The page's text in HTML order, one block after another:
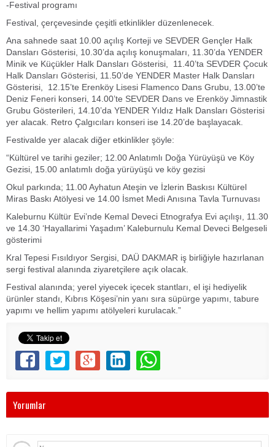
-Festival programı
Festival, çerçevesinde çeşitli etkinlikler düzenlenecek.
Ana sahnede saat 10.00 açılış Korteji ve SEVDER Gençler Halk
Dansları Gösterisi, 10.30’da açılış konuşmaları, 11.30’da YENDER
Minik ve Küçükler Halk Dansları Gösterisi, 11.40’ta SEVDER Çocuk
Halk Dansları Gösterisi, 11.50’de YENDER Master Halk Dansları
Gösterisi, 12.15’te Erenköy Lisesi Flamenco Dans Grubu, 13.00’te
Deniz Feneri konseri, 14.00’te SEVDER Dans ve Erenköy Jimnastik
Grubu Gösterileri, 14.10’da YENDER Yıldız Halk Dansları Gösterisi
yer alacak. Retro Çalgıcıları konseri ise 14.20’de başlayacak.
Festivalde yer alacak diğer etkinlikler şöyle:
“Kültürel ve tarihi geziler; 12.00 Anlatımlı Doğa Yürüyüşü ve Köy
Gezisi, 15.00 anlatımlı doğa yürüyüşü ve köy gezisi
Okul parkında; 11.00 Ayhatun Ateşin ve İzlerin Baskısı Kültürel
Miras Baskı Atölyesi ve 14.00 İsmet Medi Anısına Tavla Turnuvası
Kaleburnu Kültür Evi’nde Kemal Deveci Etnografya Evi açılışı, 11.30
ve 14.30 ‘Hayallarimi Yaşadım’ Kaleburnulu Kemal Deveci Belgeseli
gösterimi
Kral Tepesi Fısıldıyor Sergisi, DAÜ DAKMAR iş birliğiyle hazırlanan
sergi festival alanında ziyaretçilere açık olacak.
Festival alanında; yerel yiyecek içecek stantları, el işi hediyelik
ürünler standı, Kıbrıs Köşesi’nin yanı sıra süpürge yapımı, tabure
yapımı ve hellim yapımı atölyeleri kurulacak.”
Yorumlar